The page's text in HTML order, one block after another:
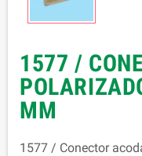
1577 /
MM
1577 / Conector